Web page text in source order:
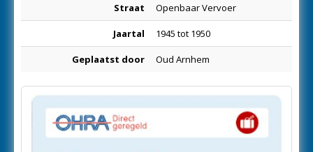
Straat Openbaar Vervoer
Jaartal 1945 tot 1950
Geplaatst door Oud Arnhem